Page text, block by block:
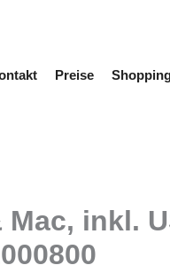
Preise
inkl.